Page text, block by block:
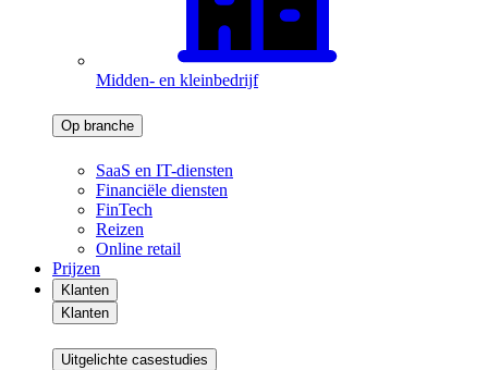
Midden- en kleinbedrijf
Op branche
SaaS en IT-diensten
Financiële diensten
FinTech
Reizen
Online retail
Prijzen
Klanten
Klanten
Uitgelichte casestudies